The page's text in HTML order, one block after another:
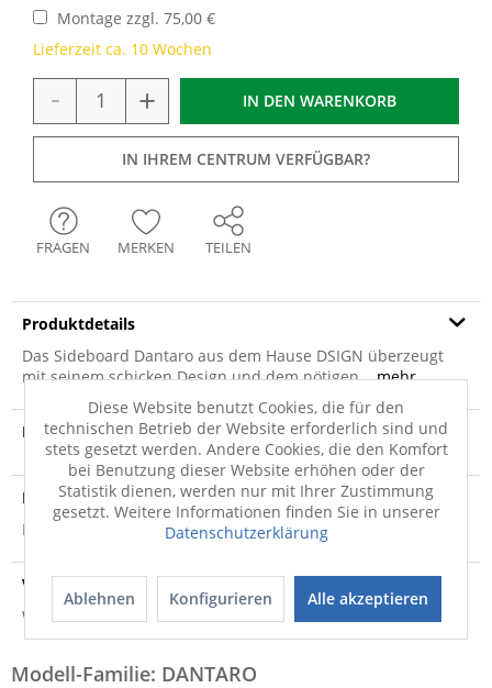
Lieferzeit ca. 10 Wochen
Montage zzgl. 75,00 €
- + IN DEN WARENKORB
IN IHREM CENTRUM VERFÜGBAR?
FRAGEN MERKEN TEILEN
Produktdetails
Das Sideboard Dantaro aus dem Hause DSIGN überzeugt
mit seinem schicken Design und dem nötigen...mehr
Produktvideo
Produktsicherheit
Produktsicherheit
Versandinfo
Weitere Informationen zum Versand...
Modell-Familie: DANTARO
Diese Website benutzt Cookies, die für den
technischen Betrieb der Website erforderlich sind und
stets gesetzt werden. Andere Cookies, die den Komfort
bei Benutzung dieser Website erhöhen oder der
Statistik dienen, werden nur mit Ihrer Zustimmung
gesetzt. Weitere Informationen finden Sie in unserer
Datenschutzerklärung
Ablehnen Konfigurieren Alle akzeptieren